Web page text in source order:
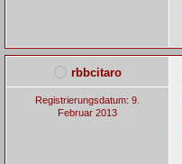
rbbcitaro
Registrierungsdatum: 9.
Februar 2013